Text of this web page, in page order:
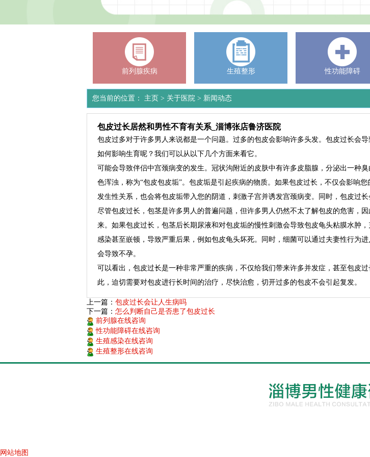
前列腺疾病 生殖整形 性功能障碍
您当前的位置： 主页 > 关于医院 > 新闻动态
包皮过长居然和男性不育有关系_淄博张店鲁济医院
包皮过多对于许多男人来说都是一个问题。过多的包皮会影响许多头发。包皮过长会
如何影响生育呢？我们可以从以下几个方面来看它。
可能会导致伴侣中宫颈病变的发生。冠状沟附近的皮肤中有许多皮脂腺，分泌出一种
色浑浊，称为“包皮包皮垢”。包皮垢是引起疾病的物质。如果包皮过长，不仅会影响
发生性关系，也会将包皮垢带入您的阴道，刺激子宫并诱发宫颈病变。同时，包皮过长
尽管包皮过长，包茎是许多男人的普遍问题，但许多男人仍然不太了解包皮的危害，
来。如果包皮过长，包茎后长期尿液和对包皮垢的慢性刺激会导致包皮龟头粘膜水肿
感染甚至嵌顿，导致严重后果，例如包皮龟头坏死。同时，细菌可以通过夫妻性行为
会导致不孕。
可以看出，包皮过长是一种非常严重的疾病，不仅给我们带来许多并发症，甚至包皮
此，迫切需要对包皮进行长时间的治疗，尽快治愈，切开过多的包皮不会引起复发。
上一篇： 包皮过长会让人生病吗
下一篇： 怎么判断自己是否患了包皮过长
前列腺在线咨询
性功能障碍在线咨询
生殖感染在线咨询
生殖整形在线咨询
网站地图